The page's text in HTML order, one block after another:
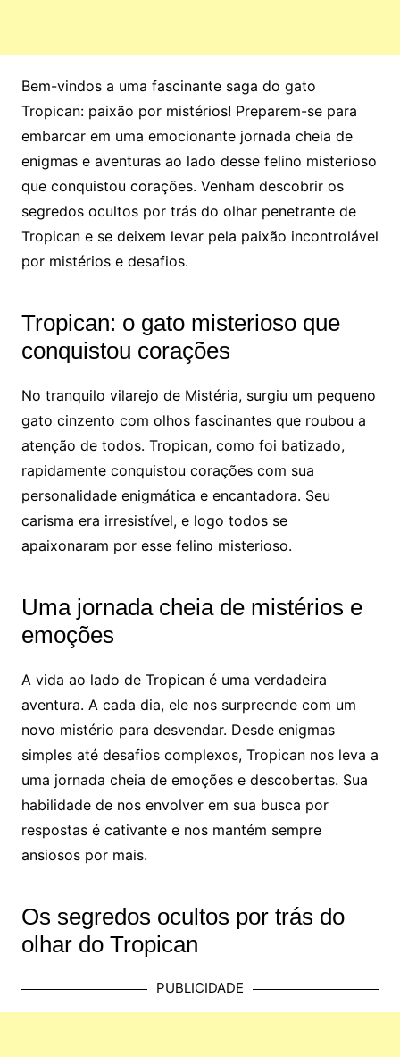
Bem-vindos a uma fascinante saga do gato
Tropican: paixão por mistérios! Preparem-se para
embarcar em uma emocionante jornada cheia de
enigmas e aventuras ao lado desse felino misterioso
que conquistou corações. Venham descobrir os
segredos ocultos por trás do olhar penetrante de
Tropican e se deixem levar pela paixão incontrolável
por mistérios e desafios.
Tropican: o gato misterioso que
conquistou corações
No tranquilo vilarejo de Mistéria, surgiu um pequeno
gato cinzento com olhos fascinantes que roubou a
atenção de todos. Tropican, como foi batizado,
rapidamente conquistou corações com sua
personalidade enigmática e encantadora. Seu
carisma era irresistível, e logo todos se
apaixonaram por esse felino misterioso.
Uma jornada cheia de mistérios e
emoções
A vida ao lado de Tropican é uma verdadeira
aventura. A cada dia, ele nos surpreende com um
novo mistério para desvendar. Desde enigmas
simples até desafios complexos, Tropican nos leva a
uma jornada cheia de emoções e descobertas. Sua
habilidade de nos envolver em sua busca por
respostas é cativante e nos mantém sempre
ansiosos por mais.
Os segredos ocultos por trás do
olhar do Tropican
PUBLICIDADE